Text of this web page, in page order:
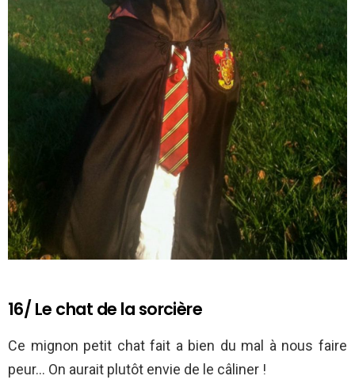
16/ Le chat de la sorcière
Ce mignon petit chat fait a bien du mal à nous faire
peur… On aurait plutôt envie de le câliner !